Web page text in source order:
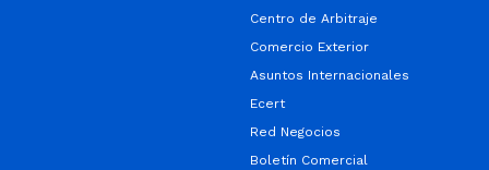
Centro de Arbitraje
Comercio Exterior
Asuntos Internacionales
Ecert
Red Negocios
Boletín Comercial